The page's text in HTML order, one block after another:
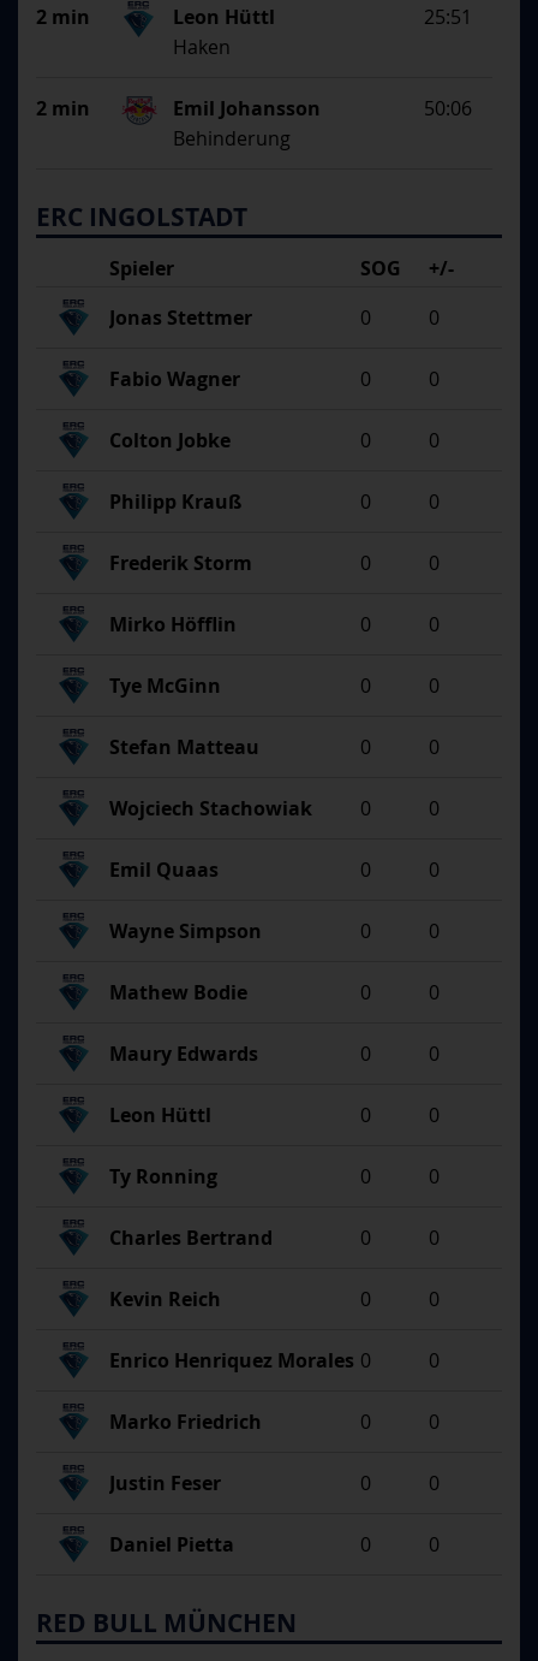
Begründung
2 min 25:51
Leon Hüttl
Haken
2 min 50:06
Emil Johansson
Behinderung
ERC INGOLSTADT
Spieler SOG
+/-
Jonas Stettmer
0 0
Fabio Wagner 0 0
Colton Jobke 0 0
Philipp Krauß 0 0
Frederik Storm 0 0
Mirko Höfflin 0 0
Tye McGinn 0 0
Stefan Matteau 0 0
Wojciech Stachowiak 0 0
Emil Quaas 0 0
Wayne Simpson 0 0
Mathew Bodie 0 0
Maury Edwards 0 0
Leon Hüttl 0 0
Ty Ronning 0 0
Charles Bertrand 0 0
Kevin Reich 0 0
Enrico Henriquez Morales 0 0
Marko Friedrich 0 0
Justin Feser 0 0
Daniel Pietta 0 0
RED BULL MÜNCHEN